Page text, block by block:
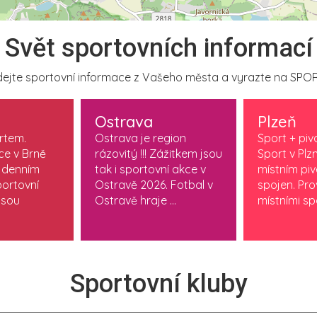
Svět sportovních informací
sportovní informace z Vašeho města a vyrazte na
v Brně
Ostrava
Ostrava je region
rázovitý !!! Zážitkem jsou
tak i sportovní akce v
Ostravě 2026. Fotbal v
Ostravě hraje ...
Plzeň
Sport +
Sport v
místním
spojen.
místními
Sportovní kluby